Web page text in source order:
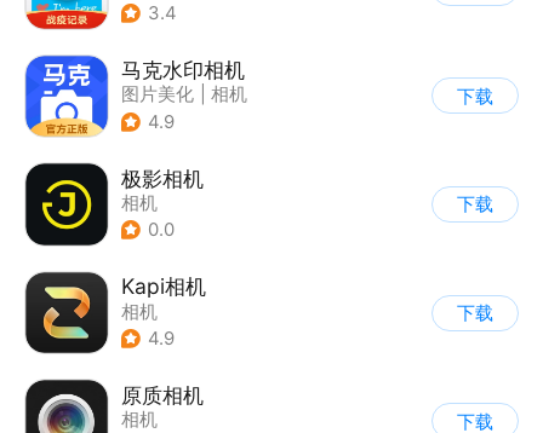
3.4
马克水印相机
图片美化
相机
4.9
下载
极影相机
相机
0.0
下载
Kapi相机
相机
4.9
下载
原质相机
相机
下载